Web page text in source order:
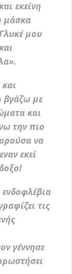
εκείνη
μάσκα
μου
βγάζω με
και
την πιο
να
εκεί
τις
γέννησε